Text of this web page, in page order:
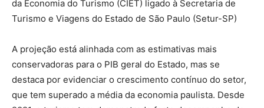
da Economia do Turismo (CIET) ligado à Secretaria de
Turismo e Viagens do Estado de São Paulo (Setur-SP)
A projeção está alinhada com as estimativas mais
conservadoras para o PIB geral do Estado, mas se
destaca por evidenciar o crescimento contínuo do setor,
que tem superado a média da economia paulista. Desde